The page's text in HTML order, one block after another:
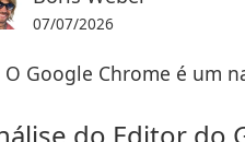
07/07/2026
O Google Chrome é um